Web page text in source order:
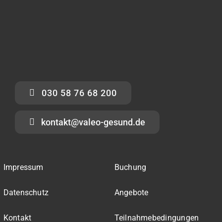
030 58 76 68 200
kontakt@valeo-gesund.de
Impressum
Datenschutz
Kontakt
Buchung
Angebote
Teilnahmebedingungen